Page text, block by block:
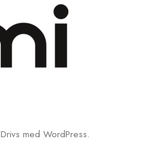
Drivs med WordPress.